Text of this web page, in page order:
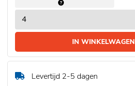
IN WINKELWAGEN
Levertijd 2-5 dagen